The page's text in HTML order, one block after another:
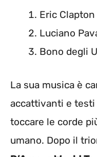
Eric Clapton
Luciano
Bono degli
La sua musica è
accattivanti e testi
toccare le corde
umano. Dopo il